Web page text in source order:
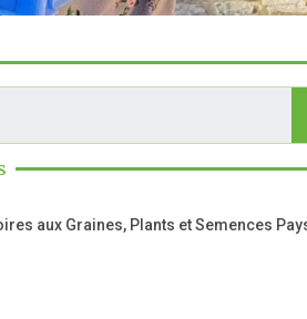
aux Graines, Plants et Semences